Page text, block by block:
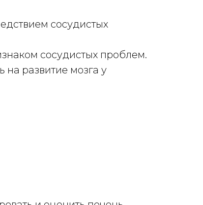
сосудистых
сосудистых проблем.
на развитие мозга у